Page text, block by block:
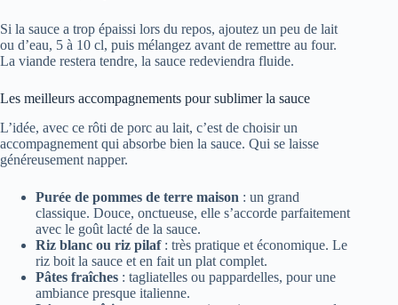
Si la sauce a trop épaissi lors du repos, ajoutez un peu de lait
ou d’eau, 5 à 10 cl, puis mélangez avant de remettre au four.
La viande restera tendre, la sauce redeviendra fluide.
Les meilleurs accompagnements pour sublimer la sauce
L’idée, avec ce rôti de porc au lait, c’est de choisir un
accompagnement qui absorbe bien la sauce. Qui se laisse
généreusement napper.
Purée de pommes de terre maison : un grand
classique. Douce, onctueuse, elle s’accorde parfaitement
avec le goût lacté de la sauce.
Riz blanc ou riz pilaf: très pratique et économique. Le
riz boit la sauce et en fait un plat complet.
Pâtes fraîches : tagliatelles ou pappardelles, pour une
ambiance presque italienne.